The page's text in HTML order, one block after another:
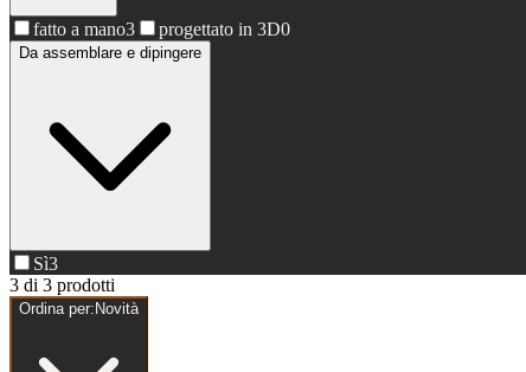
fatto a mano3 progettato in 3D0
Da assemblare e dipingere
Sì3
3 di 3 prodotti
Ordina per: Novità